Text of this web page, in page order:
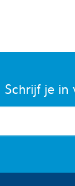
Schrijf je